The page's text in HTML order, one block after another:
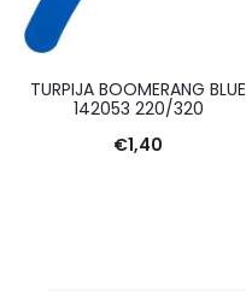
TURPIJA BOOMERANG BLUE
142053 220/320
€1,40